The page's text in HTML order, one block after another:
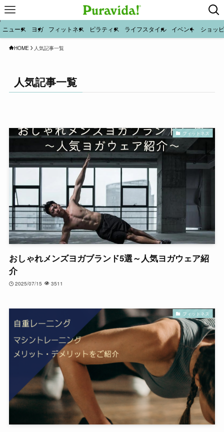
ニュース ヨガ フィットネス ピラティス ライフスタイル イベント ショッ
HOME 人気記事一覧
人気記事一覧
フィットネス
おしゃれメンズヨガブランド5選～人気ヨガウェア紹
介
2025/07/15 3511
フィットネス